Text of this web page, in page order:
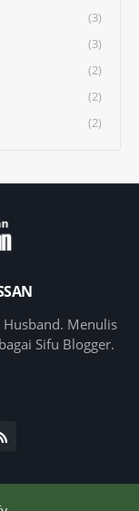
(3)
(3)
(2)
(2)
(2)
Husband. Menulis
Sifu Blogger.